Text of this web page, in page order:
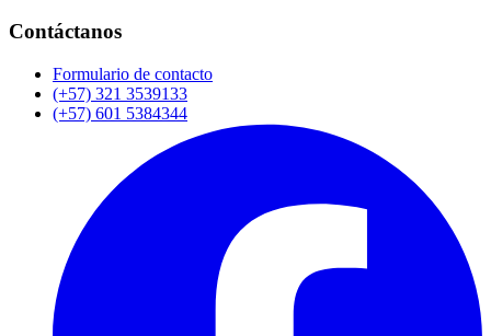
Contáctanos
Formulario de contacto
(+57) 321 3539133
(+57) 601 5384344